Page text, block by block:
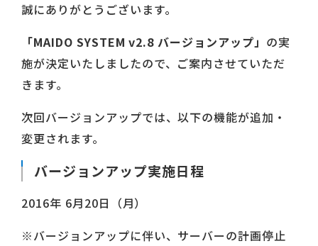
誠にありがとうございます。
「MAIDO SYSTEM v2.8 バージョンアップ」 の実
施が決定いたしましたので、ご案内させていただ
きます。
次回バージョンアップでは、以下の機能が追加・
変更されます。
バージョンアップ実施日程
2016年 6月20日（月）
※バージョンアップに伴い、サーバーの計画停止